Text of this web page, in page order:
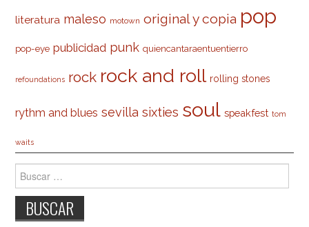
literatura maleso motown original y copia pop
pop-eye publicidad punk quiencantaraentuentierro
refoundations rock rock and roll rolling stones
rythm and blues sevilla sixties soul speakfest tom
waits
Buscar: